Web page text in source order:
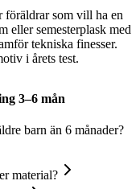
som vill ha en
eller semesterplask med
tekniska finesser.
i årets test.
3–6 mån
barn än 6 månader?
material?